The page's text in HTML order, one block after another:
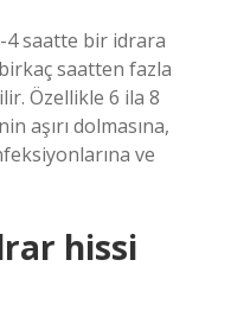
4 saatte bir idrara
saatten fazla
Özellikle 6 ila 8
aşırı dolmasına,
ve
hissi